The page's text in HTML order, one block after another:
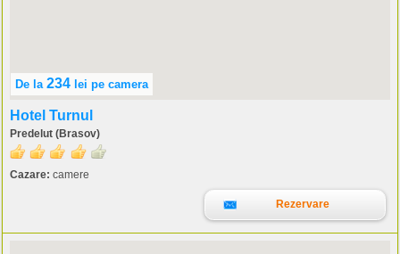
De la 234 lei pe camera
Hotel Turnul
Predelut (Brasov)
Cazare: camere
Rezervare